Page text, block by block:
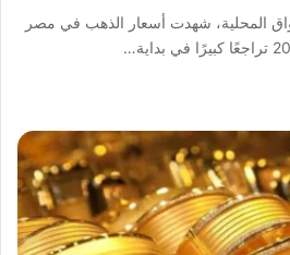
المحلية، شهدت أسعار الذهب في مصر